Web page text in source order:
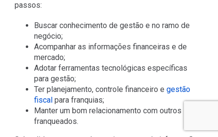
passos:
Buscar conhecimento de gestão e no ramo de
negócio;
Acompanhar as informações financeiras e de
mercado;
Adotar ferramentas tecnológicas específicas
para gestão;
Ter planejamento, controle financeiro e gestão
fiscal para franquias;
Manter um bom relacionamento com outros
franqueados.